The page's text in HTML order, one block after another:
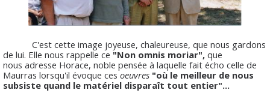
C'est cette image joyeuse, chaleureuse, que nous gardons
de lui. Elle nous rappelle ce "Non omnis moriar", que
nous adresse Horace, noble pensée à laquelle fait écho celle de
Maurras lorsqu'il évoque cesoeuvres "où le meilleur de nous
subsiste quand le matériel disparaît tout entier"...